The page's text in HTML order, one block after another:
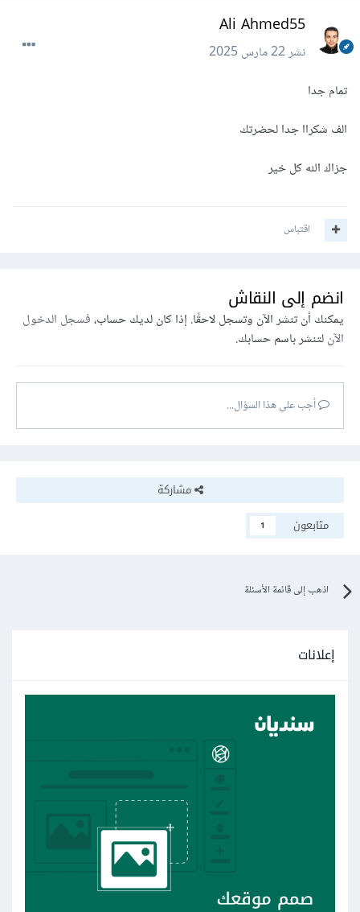
Ali Ahmed55
نشر22 مارس 2025
تمام جدا
الف شكراا جدا لحضرتك
جزاك الله كل خير
اقتباس
انضم إلى النقاش
يمكنك أن تنشر الآن وتسجل لاحقًا. إذا كان لديك حساب،فسجل الدخول
الآنلتنشر باسم حسابك.
أجب على هذا السؤال...
مشاركة
متابعون
1
اذهب إلى قائمة الأسئلة
إعلانات